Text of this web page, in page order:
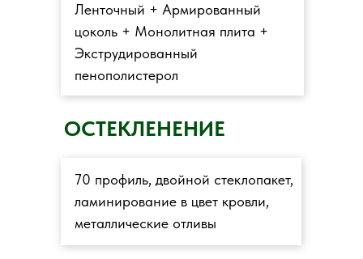
Ленточный + Армированный
цоколь + Монолитная плита +
Экструдированный
пенополистерол
70 профиль, двойной стеклопакет,
ламинирование в цвет кровли,
металлические отливы
ОСТЕКЛЕНЕНИЕ